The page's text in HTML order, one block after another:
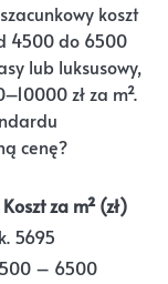
koszt
4500 do 6500
lub luksusowy,
zł za m².
cenę?
Koszt za m² (zł)
5695
– 6500